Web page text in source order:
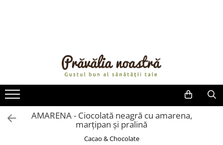
ULEIURI ȘI UNTURI
MĂSLINE
NUCI ȘI SEMINȚE
FRUCTE DESHIDRATATE
ÎNDULCITORI NATURALI / MIERE
AMARENA - Ciocolată neagră cu amarena,
marțipan și pralină
Cacao & Chocolate